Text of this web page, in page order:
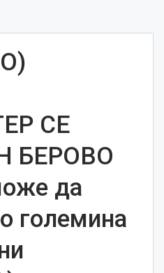
СЕ
БЕРОВО
да
големина